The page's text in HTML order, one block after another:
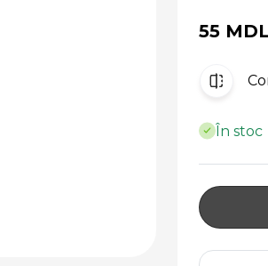
55
În stoc